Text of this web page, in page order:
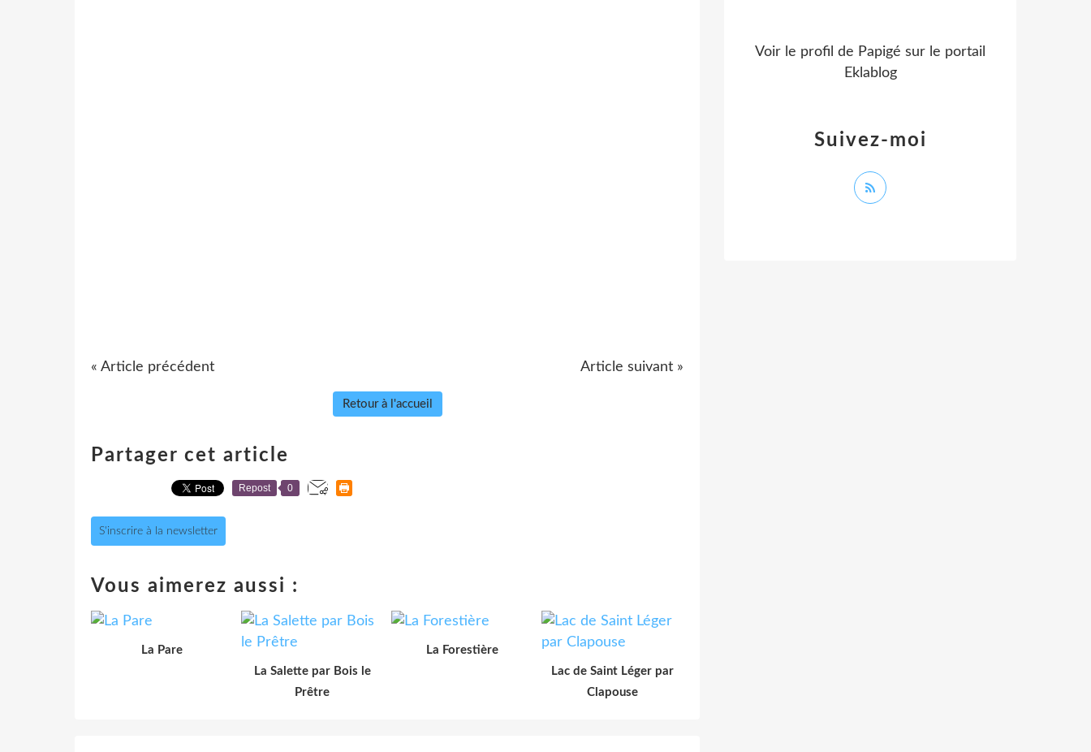
« Article précédent Article suivant »
Retour à l'accueil
Partager cet article
Repost 0
S'inscrire à la newsletter
Vous aimerez aussi :
La Pare
La Salette par Bois le
Prêtre
La Forestière
Lac de Saint Léger par
Clapouse
Suivez-moi
Voir le profil de Papigé sur le portail
Eklablog